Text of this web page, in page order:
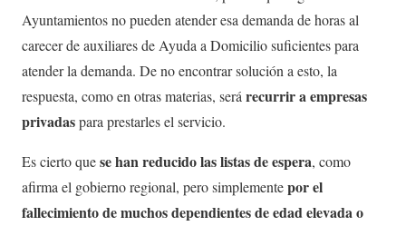
Ayuntamientos no pueden atender esa demanda de horas al
carecer de auxiliares de Ayuda a Domicilio suficientes para
atender la demanda. De no encontrar solución a esto, la
respuesta, como en otras materias, será recurrir a empresas
privadaspara prestarles el servicio.
Es cierto quese han reducido las listas de espera, como
afirma el gobierno regional, pero simplementepor el
fallecimiento de muchos dependientes de edad elevada o